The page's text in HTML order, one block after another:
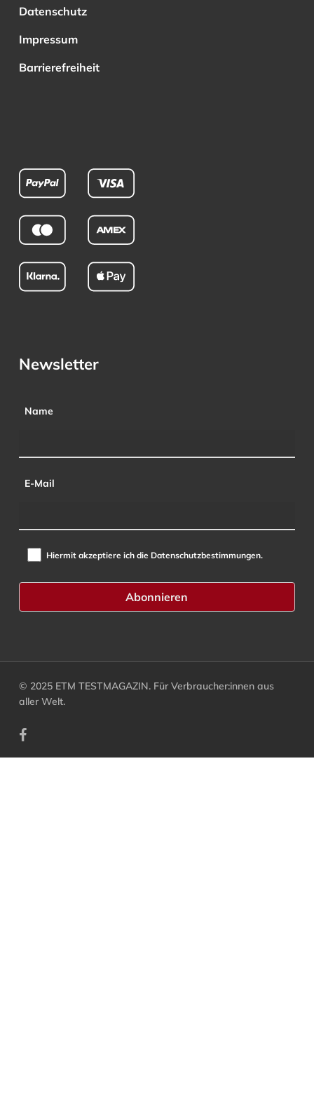
Datenschutz
Impressum
Barrierefreiheit
Newsletter
Name
E-Mail
Hiermit akzeptiere ich die Datenschutzbestimmungen.
© 2025 ETM TESTMAGAZIN. Für Verbraucher:innen aus
aller Welt.
facebook